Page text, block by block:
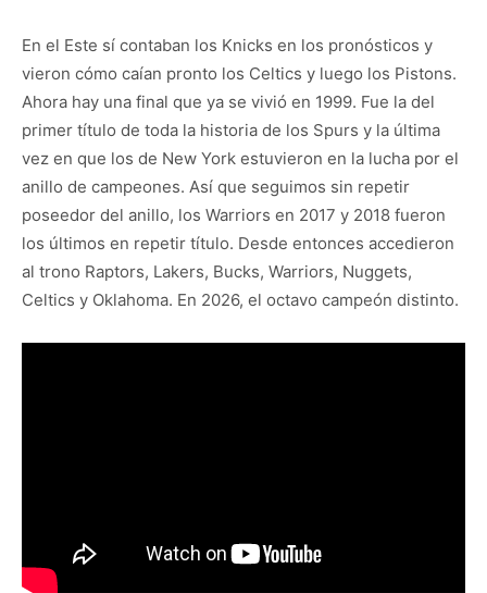
En el Este sí contaban los Knicks en los pronósticos y
vieron cómo caían pronto los Celtics y luego los Pistons.
Ahora hay una final que ya se vivió en 1999. Fue la del
primer título de toda la historia de los Spurs y la última
vez en que los de New York estuvieron en la lucha por el
anillo de campeones. Así que seguimos sin repetir
poseedor del anillo, los Warriors en 2017 y 2018 fueron
los últimos en repetir título. Desde entonces accedieron
al trono Raptors, Lakers, Bucks, Warriors, Nuggets,
Celtics y Oklahoma. En 2026, el octavo campeón distinto.